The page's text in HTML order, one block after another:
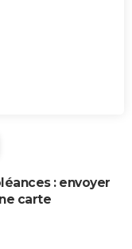
: envoyer
carte